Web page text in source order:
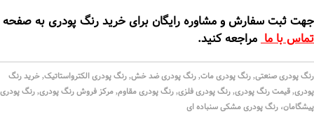
جهت ثبت سفارش و مشاوره رایگان برای خرید رنگ پودری به صفحه
تماس با مامراجعه کنید.
رنگ پودری صنعتی, رنگ پودری مات, رنگ پودری ضد خش, رنگ پودری الکترواستاتیک, خرید رنگ
پودری, قیمت رنگ پودری, رنگ پودری فلزی, رنگ پودری مقاوم, مرکز فروش رنگ پودری, رنگ پودری
پیشگامان، رنگ پودری مشکی سنباده ای